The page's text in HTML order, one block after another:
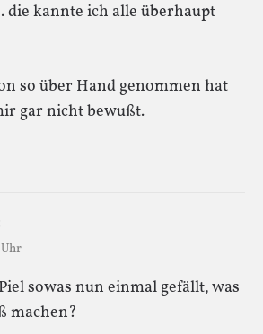
die kannte ich alle überhaupt
so über Hand genommen hat
gar nicht bewußt.
sowas nun einmal gefällt, was
machen?